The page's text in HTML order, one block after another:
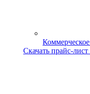
Скачать прайс-